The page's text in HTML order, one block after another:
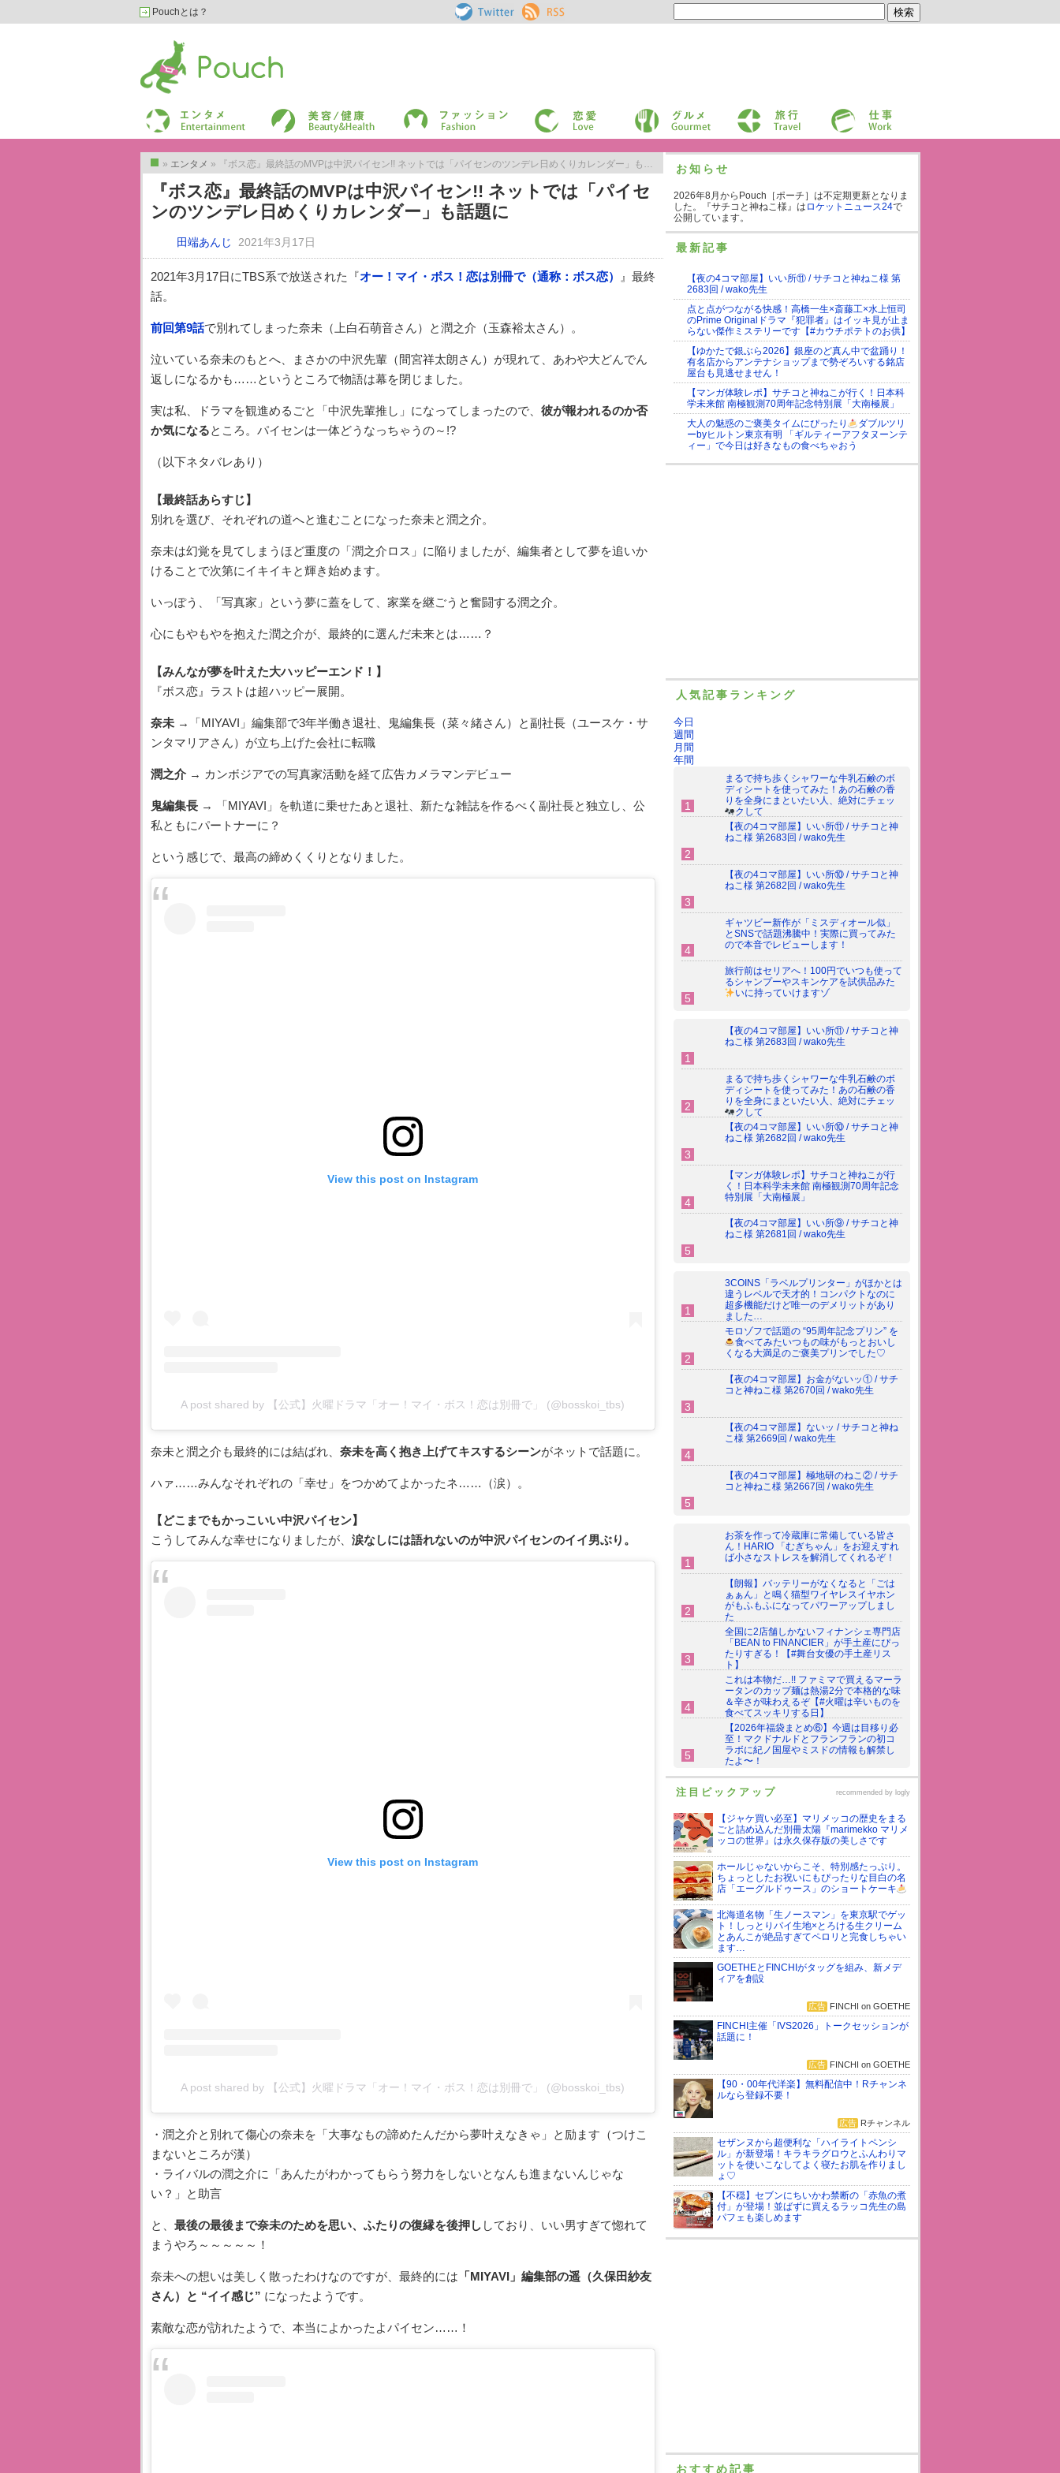
Pouchとは？
Pouch［ポー
チ］ on
RSS
Pouch［ポーチ］
エンターテイメント 美容/健康 ファッション 恋愛 グルメ 旅行 仕事
トップ
» エンタメ » 『ボス恋』最終話のMVPは中沢パイセン!! ネットでは「パイセンのツンデレ日めくりカレンダー」も話題に
『ボス恋』最終話のMVPは中沢パイセン!! ネットでは「パイセ
ンのツンデレ日めくりカレンダー」も話題に
田端あんじ 2021年3月17日
2021年3月17日にTBS系で放送された『オー！マイ・ボス！恋は別冊で（通称：ボス恋）
』最終
話。
前回第9話で別れてしまった奈未（上白石萌音さん）と潤之介（玉森裕太さん）。
泣いている奈未のもとへ、まさかの中沢先輩（間宮祥太朗さん）が現れて、あわや大どんでん
返しになるかも……というところで物語は幕を閉じました。
実は私、ドラマを観進めるごと「中沢先輩推し」になってしまったので、 彼が報われるのか否
か気になるところ。パイセンは一体どうなっちゃうの～!?
（以下ネタバレあり）
【最終話あらすじ】
別れを選び、それぞれの道へと進むことになった奈未と潤之介。
奈未は幻覚を見てしまうほど重度の「潤之介ロス」に陥りましたが、編集者として夢を追いか
けることで次第にイキイキと輝き始めます。
いっぽう、「写真家」という夢に蓋をして、家業を継ごうと奮闘する潤之介。
心にもやもやを抱えた潤之介が、最終的に選んだ未来とは……？
【みんなが夢を叶えた大ハッピーエンド！】
『ボス恋』ラストは超ハッピー展開。
奈未→「MIYAVI」編集部で3年半働き退社、鬼編集長（菜々緒さん）と副社長（ユースケ・サ
ンタマリアさん）が立ち上げた会社に転職
潤之介→ カンボジアでの写真家活動を経て広告カメラマンデビュー
鬼編集長→ 「MIYAVI」を軌道に乗せたあと退社、新たな雑誌を作るべく副社長と独立し、公
私ともにパートナーに？
という感じで、最高の締めくくりとなりました。
View this post on Instagram
A post shared by 【公式】火曜ドラマ「オー！マイ・ボス！恋は別冊で」 (@bosskoi_tbs)
奈未と潤之介も最終的には結ばれ、 奈未を高く抱き上げてキスするシーンがネットで話題に。
ハァ……みんなそれぞれの「幸せ」をつかめてよかったネ……（涙）。
【どこまでもかっこいい中沢パイセン】
こうしてみんな幸せになりましたが、 涙なしには語れないのが中沢パイセンのイイ男ぶり。
View this post on Instagram
A post shared by 【公式】火曜ドラマ「オー！マイ・ボス！恋は別冊で」 (@bosskoi_tbs)
・潤之介と別れて傷心の奈未を「大事なもの諦めたんだから夢叶えなきゃ」と励ます（つけこ
まないところが漢）
・ライバルの潤之介に「あんたがわかってもらう努力をしないとなんも進まないんじゃな
い？」と助言
と、 最後の最後まで奈未のためを思い、ふたりの復縁を後押し しており、いい男すぎて惚れて
まうやろ～～～～～！
奈未への想いは美しく散ったわけなのですが、最終的には 「MIYAVI」編集部の遥（久保田紗友
さん）と “イイ感じ” になったようです。
素敵な恋が訪れたようで、本当によかったよパイセン……！
お知らせ
2026年8月からPouch［ポーチ］は不定期更新となりま
した。『サチコと神ねこ様』は ロケットニュース24で
公開しています。
最新記事
【夜の4コマ部屋】いい所⑪ / サチコと神ねこ様 第
2683回 / wako先生
点と点がつながる快感！高橋一生×斎藤工×水上恒司
のPrime Originalドラマ『犯罪者』はイッキ見が止ま
らない傑作ミステリーです【#カウチポテトのお供】
【ゆかたで銀ぶら2026】銀座のど真ん中で盆踊り！
有名店からアンテナショップまで勢ぞろいする銘店
屋台も見逃せません！
【マンガ体験レポ】サチコと神ねこが行く！日本科
学未来館 南極観測70周年記念特別展「大南極展」
大人の魅惑のご褒美タイムにぴったり
ダブルツリ
ーbyヒルトン東京有明 「ギルティーアフタヌーンテ
ィー」で今日は好きなもの食べちゃおう
人気記事ランキング
今日
週間
月間
年間
まるで持ち歩くシャワーな牛乳石鹸のボ
ディシートを使ってみた！あの石鹸の香
りを全身にまといたい人、絶対にチェッ
クして
【夜の4コマ部屋】いい所⑪ / サチコと神
ねこ様 第2683回 / wako先生
【夜の4コマ部屋】いい所⑩ / サチコと神
ねこ様 第2682回 / wako先生
ギャツビー新作が「ミスディオール似」
とSNSで話題沸騰中！実際に買ってみた
ので本音でレビューします！
旅行前はセリアへ！100円でいつも使って
るシャンプーやスキンケアを試供品みた
いに持っていけますゾ
【夜の4コマ部屋】いい所⑪ / サチコと神
ねこ様 第2683回 / wako先生
まるで持ち歩くシャワーな牛乳石鹸のボ
ディシートを使ってみた！あの石鹸の香
りを全身にまといたい人、絶対にチェッ
クして
【夜の4コマ部屋】いい所⑩ / サチコと神
ねこ様 第2682回 / wako先生
【マンガ体験レポ】サチコと神ねこが行
く！日本科学未来館 南極観測70周年記念
特別展「大南極展」
【夜の4コマ部屋】いい所⑨ / サチコと神
ねこ様 第2681回 / wako先生
3COINS「ラベルプリンター」がほかとは
違うレベルで天才的！コンパクトなのに
超多機能だけど唯一のデメリットがあり
ました…
モロゾフで話題の “95周年記念プリン” を
食べてみたいつもの味がもっとおいし
くなる大満足のご褒美プリンでした♡
【夜の4コマ部屋】お金がないッ① / サチ
コと神ねこ様 第2670回 / wako先生
【夜の4コマ部屋】ないッ / サチコと神ね
こ様 第2669回 / wako先生
【夜の4コマ部屋】極地研のねこ② / サチ
コと神ねこ様 第2667回 / wako先生
お茶を作って冷蔵庫に常備している皆さ
ん！HARIO 「むぎちゃん」をお迎えすれ
ば小さなストレスを解消してくれるぞ！
【朗報】バッテリーがなくなると「ごは
ぁぁん」と鳴く猫型ワイヤレスイヤホン
がもふもふになってパワーアップしまし
た
全国に2店舗しかないフィナンシェ専門店
「BEAN to FINANCIER」が手土産にぴっ
たりすぎる！【#舞台女優の手土産リス
ト】
これは本物だ…!! ファミマで買えるマーラ
ータンのカップ麺は熱湯2分で本格的な味
＆辛さが味わえるぞ【#火曜は辛いものを
食べてスッキリする日】
【2026年福袋まとめ⑥】今週は目移り必
至！マクドナルドとフランフランの初コ
ラボに紀ノ国屋やミスドの情報も解禁し
たよ〜！
注目ピックアップ
【ジャケ買い必至】マリメッコの歴史をまる
ごと詰め込んだ別冊太陽『marimekko マリメ
ッコの世界』は永久保存版の美しさです
ホールじゃないからこそ、特別感たっぷり。
ちょっとしたお祝いにもぴったりな目白の名
店「エーグルドゥース」のショートケーキ
北海道名物「生ノースマン」を東京駅でゲッ
ト！しっとりパイ生地×とろける生クリーム
とあんこが絶品すぎてペロリと完食しちゃい
ます…
GOETHEとFINCHIがタッグを組み、新メデ
ィアを創設
広告FINCHI on GOETHE
FINCHI主催「IVS2026」トークセッションが
話題に！
広告FINCHI on GOETHE
【90・00年代洋楽】無料配信中！Rチャンネ
ルなら登録不要！
広告Rチャンネル
セザンヌから超便利な「ハイライトペンシ
ル」が新登場！キラキラグロウとふんわりマ
ットを使いこなしてよく寝たお肌を作りまし
ょ♡
【不穏】セブンにちいかわ禁断の「赤魚の煮
付」が登場！並ばずに買えるラッコ先生の島
パフェも楽しめます
recommended by logly
おすすめ記事